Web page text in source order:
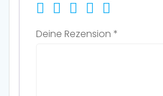
Deine Rezension *